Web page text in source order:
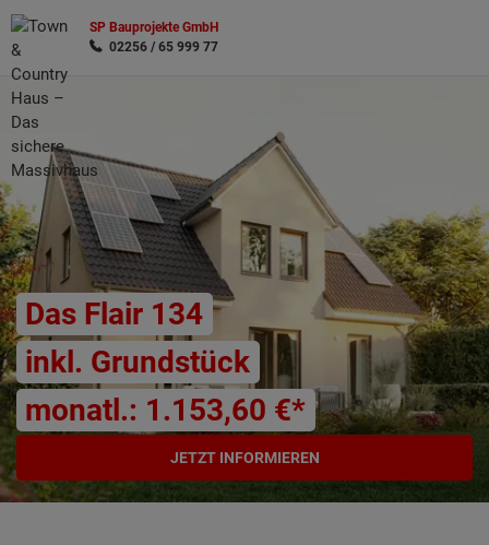
SP Bauprojekte GmbH
02256 / 65 999 77
Das Flair 134
inkl. Grundstück
monatl.: 1.153,60 €*
JETZT INFORMIEREN
Wonach möchten Sie suchen?